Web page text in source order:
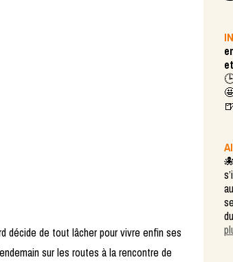
décide de tout lâcher pour vivre enfin ses
sur les routes à la rencontre de